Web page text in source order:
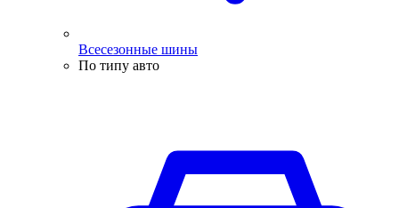
Всесезонные шины
По типу авто